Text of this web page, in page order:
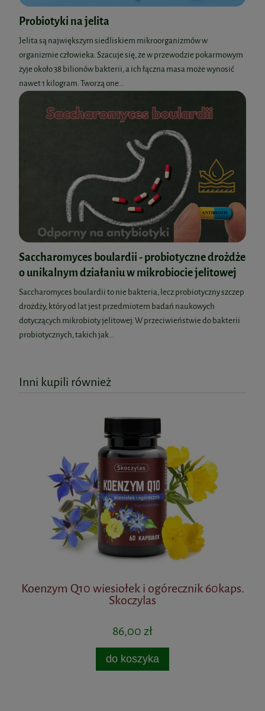
Probiotyki na jelita
Jelita są największym siedliskiem mikroorganizmów w
organizmie człowieka. Szacuje się, że w przewodzie pokarmowym
żyje około 38 bilionów bakterii, a ich łączna masa może wynosić
nawet 1 kilogram. Tworzą one...
Saccharomyces boulardii - probiotyczne drożdże
o unikalnym działaniu w mikrobiocie jelitowej
Saccharomyces boulardii to nie bakteria, lecz probiotyczny szczep
drożdży, który od lat jest przedmiotem badań naukowych
dotyczących mikrobioty jelitowej. W przeciwieństwie do bakterii
probiotycznych, takich jak...
Inni kupili również
Koenzym Q10 wiesiołek i ogórecznik 60kaps.
Skoczylas
86,00 zł
do koszyka